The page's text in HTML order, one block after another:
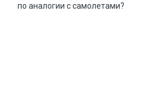
по аналогии с самолетами?